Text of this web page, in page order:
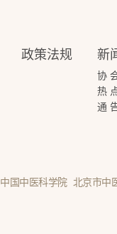
政策法规 新
协
热
通
中国中医科学院 北京市中